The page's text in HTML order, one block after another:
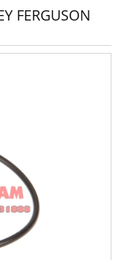
FERGUSON